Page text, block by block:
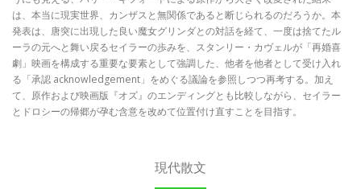
は、本当に現実世界、カンザスと無関係であると断じられるのだろうか。本
発表は、唐突に出現した良い魔女グリンダとの対話を経て、一度は捨てたル
ーラの元へと舞い戻るセイラーの歩みを、スタンリー・カヴェルが「再婚喜
劇」映画を構成する重要な要素として強調した、他者を他者として受け入れ
る「承認 acknowledgement」をめぐる議論を参照しつつ再考する。加え
て、原作および映画版『オズ』のエンディングとも比較しながら、セイラー
とドロシーの帰郷が孕む含意を改めて位置付け直すことを目指す。
現代散文